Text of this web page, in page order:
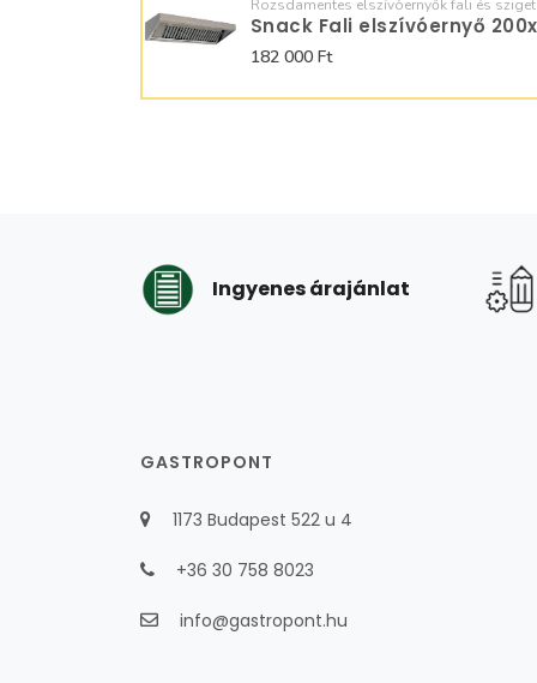
Rozsdamentes elszívóernyők fali és sziget
182 000 Ft
Ingyenes árajánlat
GASTROPONT
1173 Budapest 522 u 4
+36 30 758 8023
info@gastropont.hu